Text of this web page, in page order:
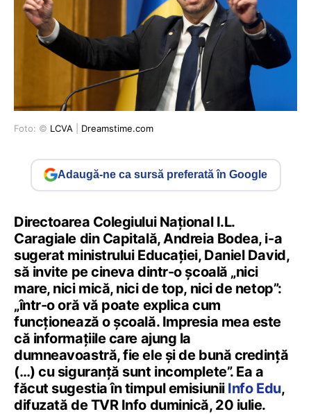
Foto: © LCVA Dreamstime.com
Adaugă-ne ca sursă preferată în Google
Directoarea Colegiului Național I.L.
Caragiale din Capitală, Andreia Bodea, i-a
sugerat ministrului Educației, Daniel David,
să invite pe cineva dintr-o școală „nici
mare, nici mică, nici de top, nici de netop”:
„într-o oră vă poate explica cum
funcționează o școală. Impresia mea este
că informațiile care ajung la
dumneavoastră, fie ele și de bună credință
(…) cu siguranță sunt incomplete”. Ea a
făcut sugestia în timpul emisiunii Info Edu,
difuzată de TVR Info duminică, 20 iulie.